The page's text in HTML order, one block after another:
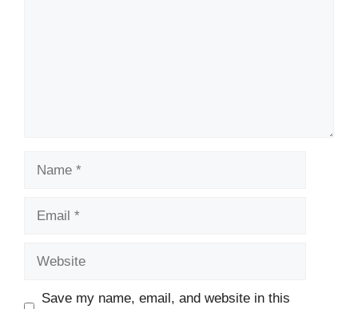
Save my name, email, and website in this